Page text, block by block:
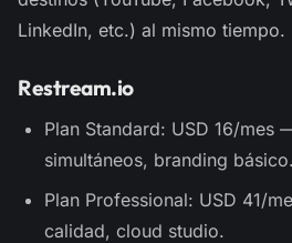
LinkedIn, etc.) al mismo tiempo.
Restream.io
Plan Standard: USD 16/mes
simultáneos, branding básico.
Plan Professional: USD 41/
calidad, cloud studio.